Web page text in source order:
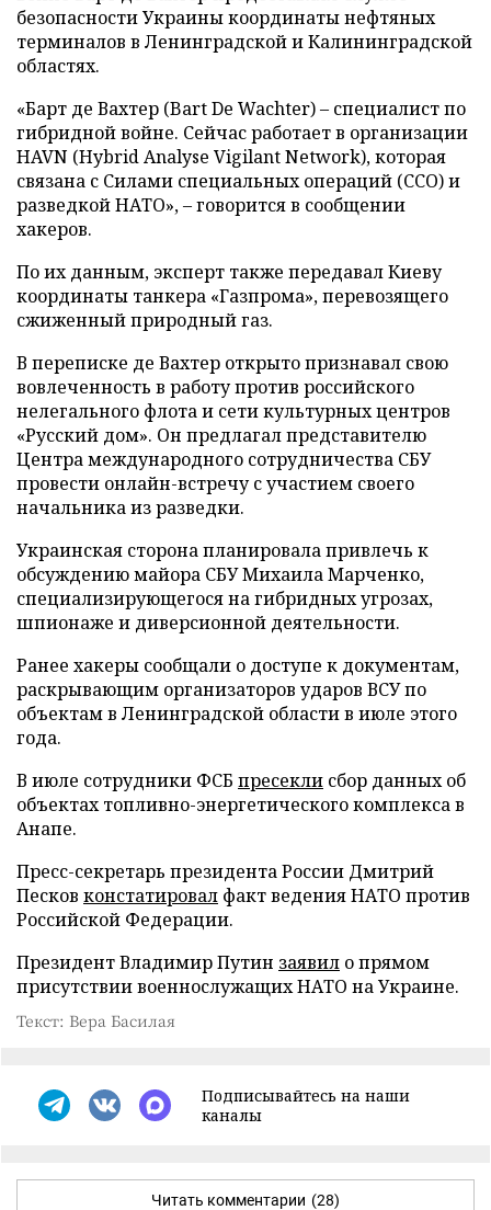
безопасности Украины координаты нефтяных
терминалов в Ленинградской и Калининградской
областях.
«Барт де Вахтер (Bart De Wachter) – специалист по
гибридной войне. Сейчас работает в организации
HAVN (Hybrid Analyse Vigilant Network), которая
связана с Силами специальных операций (ССО) и
разведкой НАТО», – говорится в сообщении
хакеров.
По их данным, эксперт также передавал Киеву
координаты танкера «Газпрома», перевозящего
сжиженный природный газ.
В переписке де Вахтер открыто признавал свою
вовлеченность в работу против российского
нелегального флота и сети культурных центров
«Русский дом». Он предлагал представителю
Центра международного сотрудничества СБУ
провести онлайн-встречу с участием своего
начальника из разведки.
Украинская сторона планировала привлечь к
обсуждению майора СБУ Михаила Марченко,
специализирующегося на гибридных угрозах,
шпионаже и диверсионной деятельности.
Ранее хакеры сообщали о доступе к документам,
раскрывающим организаторов ударов ВСУ по
объектам в Ленинградской области в июле этого
года.
В июле сотрудники ФСБ пресекли сбор данных об
объектах топливно-энергетического комплекса в
Анапе.
Пресс-секретарь президента России Дмитрий
Песков констатировал факт ведения НАТО против
Российской Федерации.
Президент Владимир Путин заявил о прямом
присутствии военнослужащих НАТО на Украине.
Текст: Вера Басилая
Подписывайтесь на наши
каналы
Читать комментарии (28)